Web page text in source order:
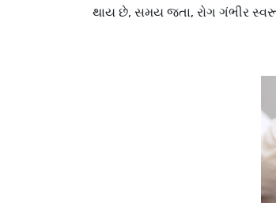
થાય છે, સમય જતા, રોગ ગંભીર સ્વ